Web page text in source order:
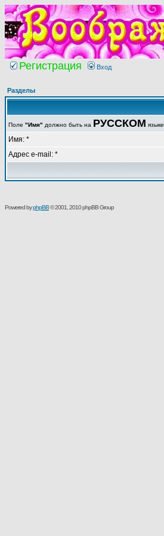
Регистрация Вход
Разделы
Поле "Имя" должно быть на РУССКОМ языке
Имя: *
Адрес e-mail: *
Powered byphpBB© 2001, 2010 phpBB Group